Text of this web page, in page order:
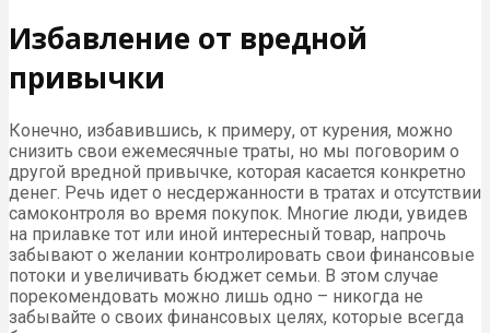
Избавление от вредной
привычки
Конечно, избавившись, к примеру, от курения, можно
снизить свои ежемесячные траты, но мы поговорим о
другой вредной привычке, которая касается конкретно
денег. Речь идет о несдержанности в тратах и отсутствии
самоконтроля во время покупок. Многие люди, увидев
на прилавке тот или иной интересный товар, напрочь
забывают о желании контролировать свои финансовые
потоки и увеличивать бюджет семьи. В этом случае
порекомендовать можно лишь одно – никогда не
забывайте о своих финансовых целях, которые всегда